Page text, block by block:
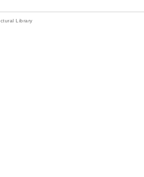
Library